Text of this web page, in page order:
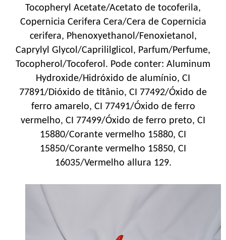
Tocopheryl Acetate/Acetato de tocoferila,
Copernicia Cerifera Cera/Cera de Copernicia
cerifera, Phenoxyethanol/Fenoxietanol,
Caprylyl Glycol/Caprililglicol, Parfum/Perfume,
Tocopherol/Tocoferol. Pode conter: Aluminum
Hydroxide/Hidróxido de alumínio, CI
77891/Dióxido de titânio, CI 77492/Óxido de
ferro amarelo, CI 77491/Óxido de ferro
vermelho, CI 77499/Óxido de ferro preto, CI
15880/Corante vermelho 15880, CI
15850/Corante vermelho 15850, CI
16035/Vermelho allura 129.